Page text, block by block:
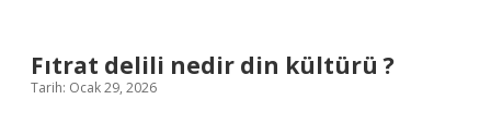
Fıtrat delili nedir din kültürü ?
Tarih: Ocak 29, 2026